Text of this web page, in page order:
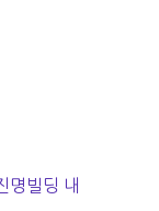
명빌딩 내